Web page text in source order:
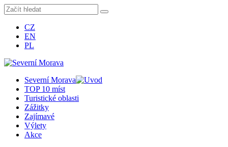
CZ
EN
PL
Severní Morava
TOP 10 míst
Turistické oblasti
Zážitky
Zajímavé
Výlety
Akce